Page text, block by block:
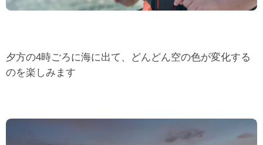
夕方の4時ごろに海に出て、どんどん空の色が変化する
のを楽しみます